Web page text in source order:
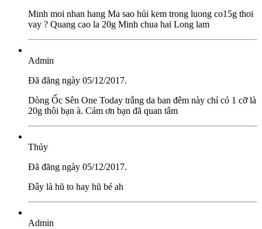
Minh moi nhan hang Ma sao hủi kem trong luong co15g thoi
vay ? Quang cao la 20g Minh chua hai Long lam
Admin
Đã đăng ngày 05/12/2017.
Dòng Ốc Sên One Today trắng da ban đêm này chỉ có 1 cỡ là
20g thôi bạn à. Cám ơn bạn đã quan tâm
Thủy
Đã đăng ngày 05/12/2017.
Đây là hũ to hay hũ bé ah
Admin